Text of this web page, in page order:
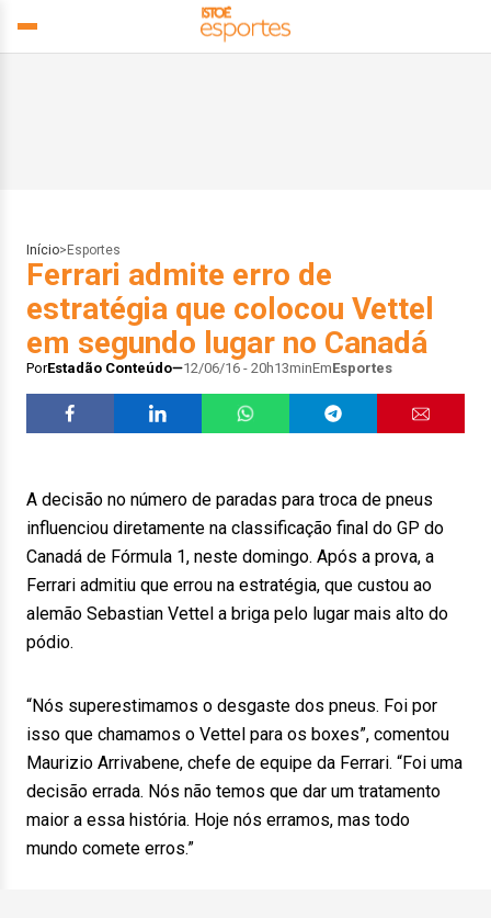
Início> Esportes
Ferrari admite erro de
estratégia que colocou Vettel
em segundo lugar no Canadá
PorEstadão Conteúdo 12/06/16 - 20h13minEmEsportes
A decisão no número de paradas para troca de pneus
influenciou diretamente na classificação final do GP do
Canadá de Fórmula 1, neste domingo. Após a prova, a
Ferrari admitiu que errou na estratégia, que custou ao
alemão Sebastian Vettel a briga pelo lugar mais alto do
pódio.
“Nós superestimamos o desgaste dos pneus. Foi por
isso que chamamos o Vettel para os boxes”, comentou
Maurizio Arrivabene, chefe de equipe da Ferrari. “Foi uma
decisão errada. Nós não temos que dar um tratamento
maior a essa história. Hoje nós erramos, mas todo
mundo comete erros.”